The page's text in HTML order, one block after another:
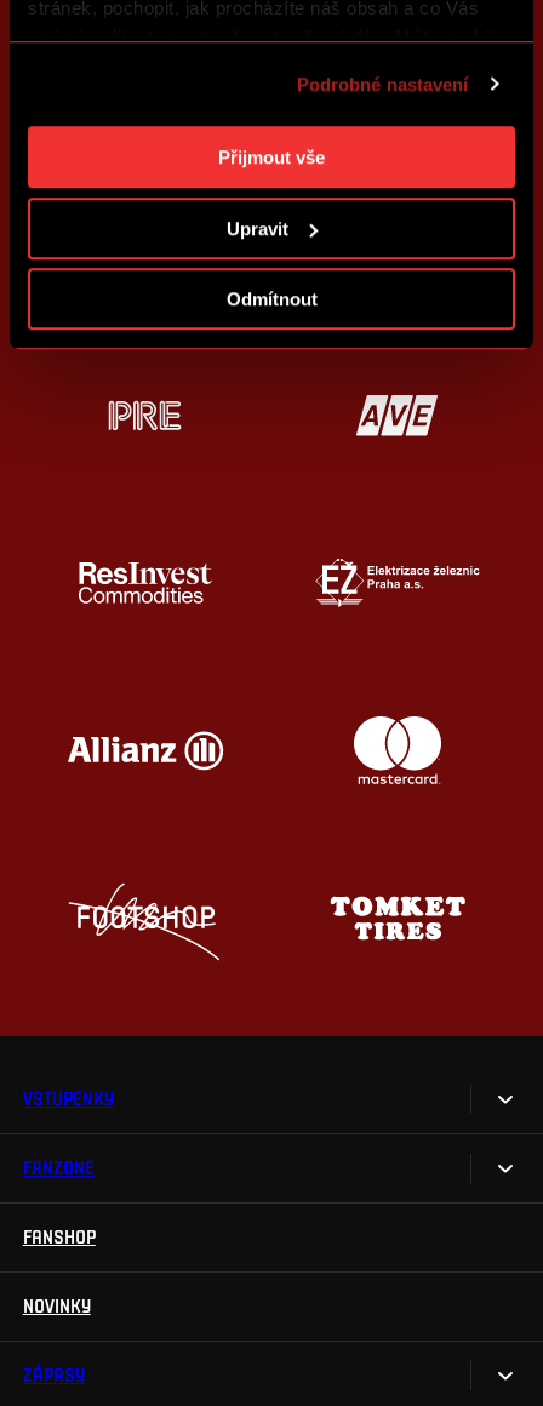
stránek, pochopit, jak procházíte náš obsah a co Vás
zajímá a díky tomu zlepšovat naše služby. Můžeme Vám
reklamu na základě Vašich preferencí. Jednotlivé
cookies a účely zpracování si můžete nastavit v
„Podrobném nastavení“. Nastavení cookies si můžete
kdykoliv změnit. Jak takovou úpravu provést a další
Podrobné nastavení
Přijmout vše
Upravit
Odmítnout
VSTUPENKY
Vstupenky
Handicapovaní fanoušci
FANZONE
Sparta UNLIMITED.
Televizní aplikace
FANSHOP
NOVINKY
ZÁPASY